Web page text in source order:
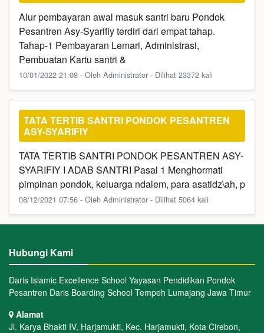
Alur pembayaran awal masuk santri baru Pondok
Pesantren Asy-Syarifiy terdiri dari empat tahap.
Tahap-1 Pembayaran Lemari, Administrasi,
Pembuatan Kartu santri &
10/01/2022 21:08 - Oleh Administrator - Dilihat 23372 kali
TATA TERTIB SANTRI PONDOK PESANTREN
ASY-SYARIFIY
TATA TERTIB SANTRI PONDOK PESANTREN ASY-
SYARIFIY I ADAB SANTRI Pasal 1 Menghormati
pimpinan pondok, keluarga ndalem, para asatidz\ah, p
08/12/2021 07:56 - Oleh Administrator - Dilihat 5064 kali
Hubungi Kami
Daris Islamic Excellence School Yayasan Pendidikan Pondok
Pesantren Daris Boarding School Tempeh Lumajang Jawa Timur
Alamat
Jl. Karya Bhakti IV, Harjamukti, Kec. Harjamukti, Kota Cirebon,